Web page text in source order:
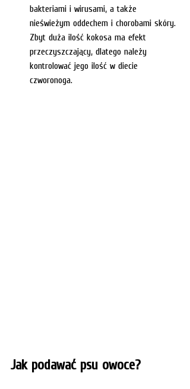
bakteriami i wirusami, a także
nieświeżym oddechem i chorobami skóry.
Zbyt duża ilość kokosa ma efekt
przeczyszczający, dlatego należy
kontrolować jego ilość w diecie
czworonoga.
Jak podawać psu owoce?